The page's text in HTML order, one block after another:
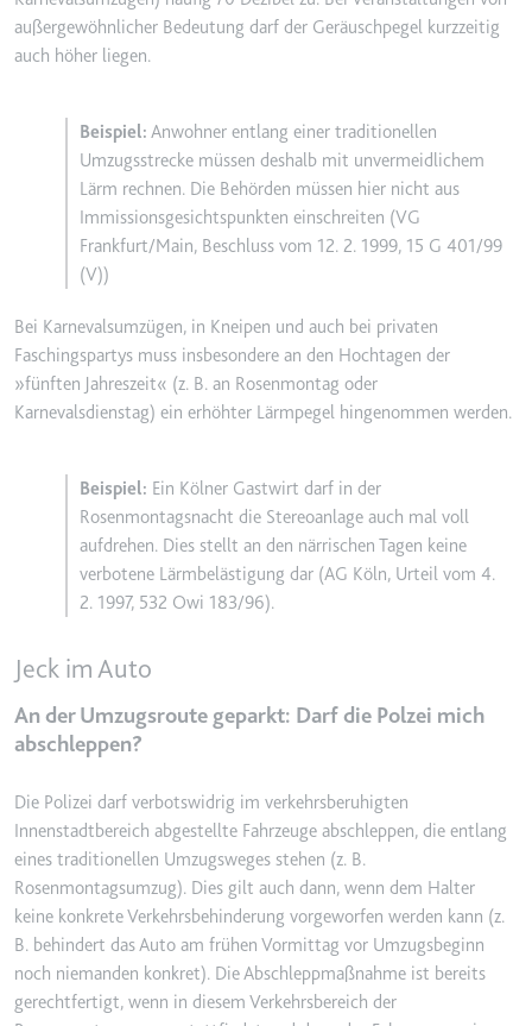
außergewöhnlicher Bedeutung darf der Geräuschpegel kurzzeitig
auch höher liegen.
Anwohner entlang einer traditionellen
Umzugsstrecke müssen deshalb mit unvermeidlichem
Lärm rechnen. Die Behörden müssen hier nicht aus
Immissionsgesichtspunkten einschreiten (VG
Frankfurt/Main, Beschluss vom 12. 2. 1999, 15 G 401/99
(V))
Bei Karnevalsumzügen, in Kneipen und auch bei privaten
Faschingspartys muss insbesondere an den Hochtagen der
»fünften Jahreszeit« (z. B. an Rosenmontag oder
Karnevalsdienstag) ein erhöhter Lärmpegel hingenommen werden.
Ein Kölner Gastwirt darf in der
Rosenmontagsnacht die Stereoanlage auch mal voll
aufdrehen. Dies stellt an den närrischen Tagen keine
verbotene Lärmbelästigung dar (AG Köln, Urteil vom 4.
2. 1997, 532 Owi 183/96).
Jeck im Auto
An der Umzugsroute geparkt: Darf die Polzei mich
abschleppen?
Die Polizei darf verbotswidrig im verkehrsberuhigten
Innenstadtbereich abgestellte Fahrzeuge abschleppen, die entlang
eines traditionellen Umzugsweges stehen (z. B.
Rosenmontagsumzug). Dies gilt auch dann, wenn dem Halter
keine konkrete Verkehrsbehinderung vorgeworfen werden kann (z.
B. behindert das Auto am frühen Vormittag vor Umzugsbeginn
noch niemanden konkret). Die Abschleppmaßnahme ist bereits
gerechtfertigt, wenn in diesem Verkehrsbereich der